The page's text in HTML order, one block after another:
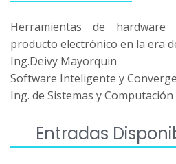
Herramientas de
producto electrónico en la era
Ing.Deivy Mayorquin
Software Inteligente y
Ing. de Sistemas y Computación
Entradas